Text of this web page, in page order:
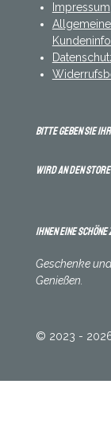
Impressum
Bitte geben Sie
wird an den
Ihnen eine
Geschenke
Genießen.
© 2023 -